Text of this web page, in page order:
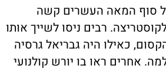
סוף המאה העשרים קשה
רבים ניסו לשייך אותו
כאילו היה גבריאל גרסיה
אחרים ראו בו יורש קולנועי